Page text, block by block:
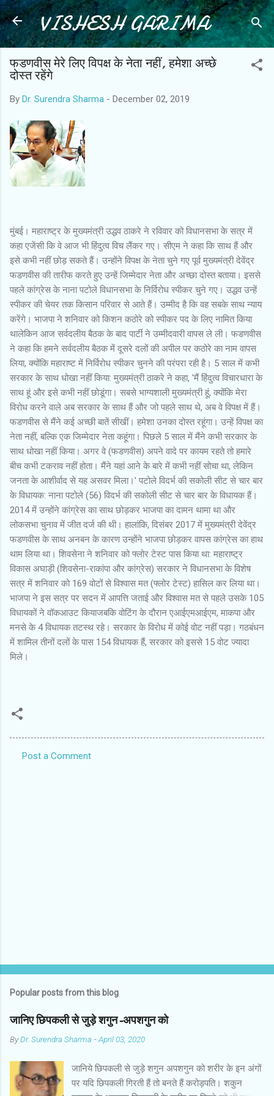
Skip to main content
VISHESH GARIMA
फडणवीस मेरे लिए विपक्ष के नेता नहीं, हमेशा अच्छे
दोस्त रहेंगे
By Dr. Surendra Sharma - December 02, 2019
मुंबई। महाराष्ट्र के मुख्यमंत्री उद्धव ठाकरे ने रविवार को विधानसभा के सत्र में
कहा एजेंसी कि वे आज भी हिंदुत्व विच लैंकर गए। सीएम ने कहा कि साथ हैं और
इसे कभी नहीं छोड़ सकते हैं। उन्होंने विपक्ष के नेता चुने गए पूर्व मुख्यमंत्री देवेंद्र
फडणवीस की तारीफ करते हुए उन्हें जिम्मेदार नेता और अच्छा दोस्त बताया। इससे
पहले कांग्रेस के नाना पटोले विधानसभा के निर्विरोध स्पीकर चुने गए। उद्धव उन्हें
स्पीकर की चेयर तक किसान परिवार से आते हैं। उम्मीद है कि वह सबके साथ न्याय
करेंगे। भाजपा ने शनिवार को किशन कठोरे को स्पीकर पद के लिए नामित किया
थालेकिन आज सर्वदलीय बैठक के बाद पार्टी ने उम्मीदवारी वापस ले ली। फडणवीस
ने कहा कि हमने सर्वदलीय बैठक में दूसरे दलों की अपील पर कठोरे का नाम वापस
लिया, क्योंकि महाराष्ट में निर्विरोध स्पीकर चुनने की परंपरा रही है। 5 साल में कभी
सरकार के साथ धोखा नहीं किया: मुख्यमंत्री ठाकरे ने कहा, 'मैं हिंदुत्व विचारधारा के
साथ हूं और इसे कभी नहीं छोडूंगा। सबसे भाग्यशाली मुख्यमंत्री हूं, क्योंकि मेरा
विरोध करने वाले अब सरकार के साथ हैं और जो पहले साथ थे, अब वे विपक्ष में हैं।
फडणवीस से मैंने कई अच्छी बातें सीखीं। हमेशा उनका दोस्त रहूंगा। उन्हें विपक्ष का
नेता नहीं, बल्कि एक जिम्मेदार नेता कहूंगा। पिछले 5 साल में मैंने कभी सरकार के
साथ धोखा नहीं किया। अगर वे (फडणवीस) अपने वादे पर कायम रहते तो हमारे
बीच कभी टकराव नहीं होता। मैंने यहां आने के बारे में कभी नहीं सोचा था, लेकिन
जनता के आशीर्वाद से यह असवर मिला।' पटोले विदर्भ की सकोली सीट से चार बार
के विधायक: नाना पटोले (56) विदर्भ की सकोली सीट से चार बार के विधायक हैं।
2014 में उन्होंने कांग्रेस का साथ छोड़कर भाजपा का दामन थामा था और
लोकसभा चुनाव में जीत दर्ज की थी। हालांकि, दिसंबर 2017 में मुख्यमंत्री देवेंद्र
फडणवीस के साथ अनबन के कारण उन्होंने भाजपा छोड़कर वापस कांग्रेस का हाथ
थाम लिया था। शिवसेना ने शनिवार को फ्लोर टेस्ट पास किया था: महाराष्ट्र
विकास अघाड़ी (शिवसेना-राकांपा और कांग्रेस) सरकार ने विधानसभा के विशेष
सत्र में शनिवार को 169 वोटों से विश्वास मत (फ्लोर टेस्ट) हासिल कर लिया था।
भाजपा ने इस सत्र पर सदन में आपत्ति जताई और विश्वास मत से पहले उसके 105
विधायकों ने वॉकआउट कियाजबकि वोटिंग के दौरान एआईएमआईएम, माकपा और
मनसे के 4 विधायक तटस्थ रहे। सरकार के विरोध में कोई वोट नहीं पड़ा। गठबंधन
में शामिल तीनों दलों के पास 154 विधायक हैं, सरकार को इससे 15 वोट ज्यादा
मिले।
Post a Comment
Popular posts from this blog
जानिए छिपकली से जुड़े शगुन-अपशगुन को
ByDr. Surendra Sharma -April 03, 2020
जानिये छिपकली से जुड़े शगुन अपशगुन को शरीर के इन अंगों
पर यदि छिपकली गिरती हैं तो बनते हैं करोड़पति। शकुन